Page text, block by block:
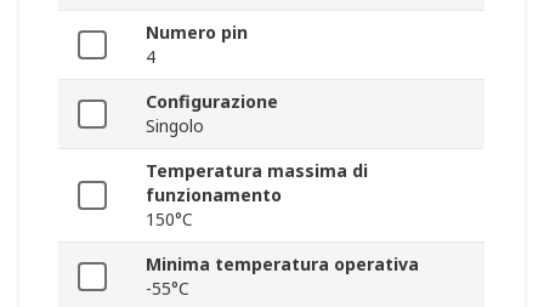
Numero pin
4
Configurazione
Singolo
Temperatura massima di
funzionamento
150°C
Minima temperatura operativa
-55°C